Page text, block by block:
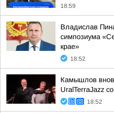
18:59
Владислав
симпозиума
крае»
18:52
Камышлов
UralTerraJazz
18:52